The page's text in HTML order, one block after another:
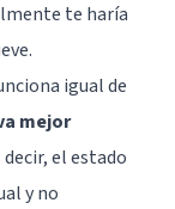
te haría
igual de
mejor
decir, el estado
y no